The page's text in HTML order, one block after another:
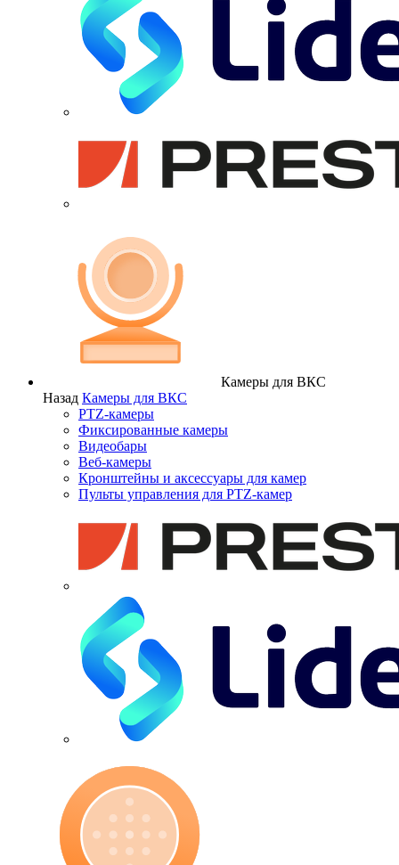
Камеры для ВКС
Назад Камеры для ВКС
PTZ-камеры
Фиксированные камеры
Видеобары
Веб-камеры
Кронштейны и аксессуары для камер
Пульты управления для PTZ-камер